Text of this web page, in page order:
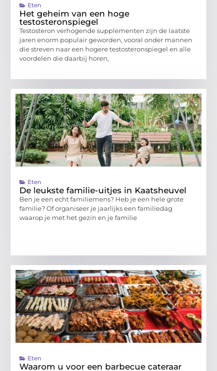
Eten
Het geheim van een hoge
testosteronspiegel
Testosteron verhogende supplementen zijn de laatste
jaren enorm populair geworden, vooral onder mannen
die streven naar een hogere testosteronspiegel en alle
voordelen die daarbij horen,
Eten
De leukste familie-uitjes in Kaatsheuvel
Ben je een echt familiemens? Heb je een hele grote
familie? Of organiseer je jaarlijks een familiedag
waarop je met het gezin en je familie
Eten
Waarom u voor een barbecue cateraar